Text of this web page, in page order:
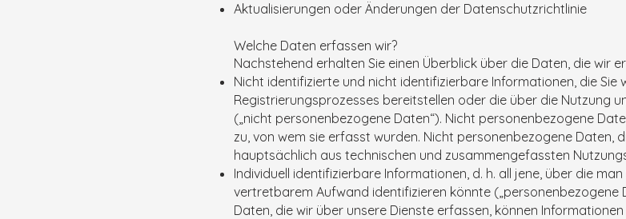
Aktualisierungen oder Änderungen der Datenschutzrichtlinie
Welche Daten erfassen wir?
Nachstehend erhalten Sie einen Überblick über die Daten, die wir
Nicht identifizierte und nicht identifizierbare Informationen, die Sie
Registrierungsprozesses bereitstellen oder die über die Nutzung
(„nicht personenbezogene Daten“). Nicht personenbezogene
zu, von wem sie erfasst wurden. Nicht personenbezogene Daten,
hauptsächlich aus technischen und zusammengefassten
Individuell identifizierbare Informationen, d. h. all jene, über die
vertretbarem Aufwand identifizieren könnte („personenbezogene
Daten, die wir über unsere Dienste erfassen, können